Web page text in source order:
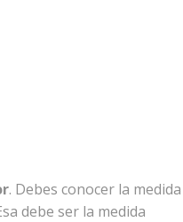
. Debes conocer la medida
debe ser la medida